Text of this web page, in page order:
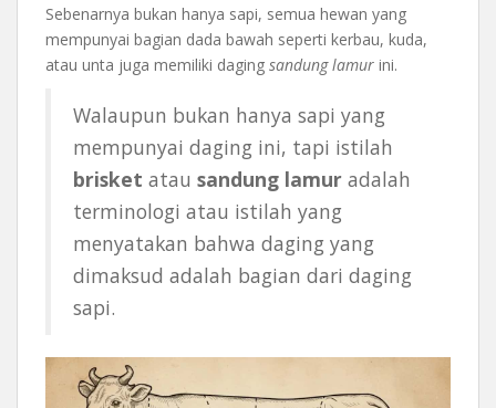
Sebenarnya bukan hanya sapi, semua hewan yang
mempunyai bagian dada bawah seperti kerbau, kuda,
atau unta juga memiliki daging sandung lamur ini.
Walaupun bukan hanya sapi yang
mempunyai daging ini, tapi istilah
brisket atau sandung lamur adalah
terminologi atau istilah yang
menyatakan bahwa daging yang
dimaksud adalah bagian dari daging
sapi.